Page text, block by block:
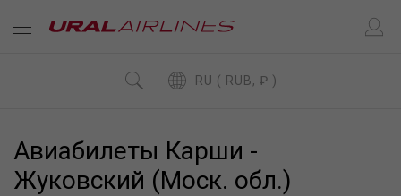
RU ( RUB, ₽ )
Авиабилеты Карши -
Жуковский (Моск. обл.)